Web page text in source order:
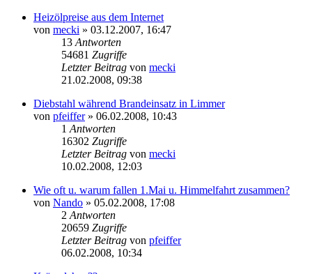
Heizölpreise aus dem Internet
von mecki » 03.12.2007, 16:47
13 Antworten
54681 Zugriffe
Letzter Beitrag von mecki
21.02.2008, 09:38
Diebstahl während Brandeinsatz in Limmer
von pfeiffer» 06.02.2008, 10:43
1 Antworten
16302 Zugriffe
Letzter Beitrag von mecki
10.02.2008, 12:03
Wie oft u. warum fallen 1.Mai u. Himmelfahrt zusammen?
von Nando » 05.02.2008, 17:08
2 Antworten
20659 Zugriffe
Letzter Beitrag von pfeiffer
06.02.2008, 10:34